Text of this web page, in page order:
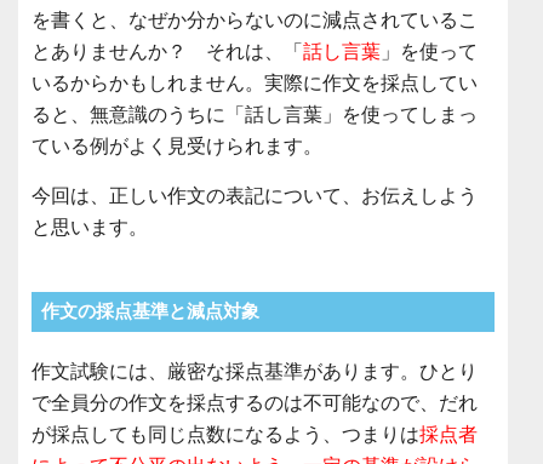
を書くと、なぜか分からないのに減点されているこ
とありませんか？ それは、「 話し言葉」を使って
いるからかもしれません。実際に作文を採点してい
ると、無意識のうちに「話し言葉」を使ってしまっ
ている例がよく見受けられます。
今回は、正しい作文の表記について、お伝えしよう
と思います。
作文の採点基準と減点対象
作文試験には、厳密な採点基準があります。ひとり
で全員分の作文を採点するのは不可能なので、だれ
が採点しても同じ点数になるよう、つまりは採点者